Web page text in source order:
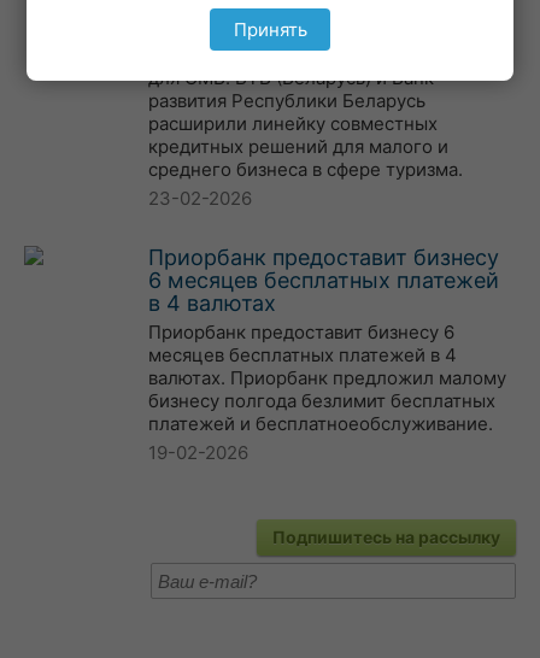
ВТБ (Беларусь) и Банк развития
расширили линейку кредитных решений
для СМБ. ВТБ (Беларусь) и Банк
развития Республики Беларусь
расширили линейку совместных
кредитных решений для малого и
среднего бизнеса в сфере туризма.
23-02-2026
Приорбанк предоставит бизнесу
6 месяцев бесплатных платежей
в 4 валютах
Приорбанк предоставит бизнесу 6
месяцев бесплатных платежей в 4
валютах. Приорбанк предложил малому
бизнесу полгода безлимит бесплатных
платежей и бесплатноеобслуживание.
19-02-2026
Подпишитесь на рассылку
Принять